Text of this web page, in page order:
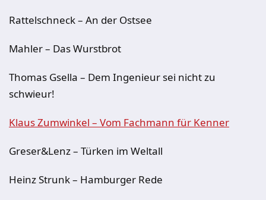
Rattelschneck – An der Ostsee
Mahler – Das Wurstbrot
Thomas Gsella – Dem Ingenieur sei nicht zu
schwieur!
Klaus Zumwinkel – Vom Fachmann für Kenner
Greser&Lenz – Türken im Weltall
Heinz Strunk – Hamburger Rede